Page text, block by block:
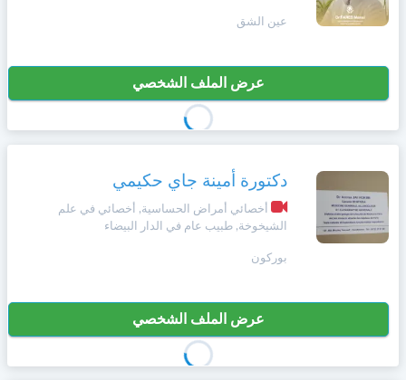
عين الشق
عرض الملف الشخصي
دكتورة أمينة جاي حكيمي
أخصائي أمراض الحساسية, أخصائي في علم
الشيخوخة, طبيب عام في الدار البيضاء
بوركون
عرض الملف الشخصي